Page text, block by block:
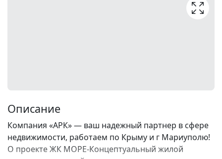
Описание
Компания «АРК» — ваш надежный партнер в сфере
недвижимости, работаем по Крыму и г Мариуполю!
О проекте ЖК МОРЕ-Концептуальный жилой